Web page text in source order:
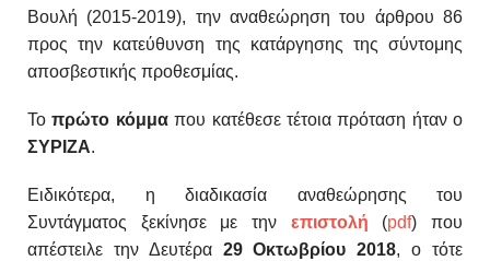
Βουλή (2015-2019), την αναθεώρηση του άρθρου 86
προς την κατεύθυνση της κατάργησης της σύντομης
αποσβεστικής προθεσμίας.
Τοπρώτο κόμμαπου κατέθεσε τέτοια πρόταση ήταν ο
ΣΥΡΙΖΑ.
Ειδικότερα, η διαδικασία αναθεώρησης του
Συντάγματος ξεκίνησε με την επιστολή (pdf) που
απέστειλε την Δευτέρα 29 Οκτωβρίου 2018, ο τότε